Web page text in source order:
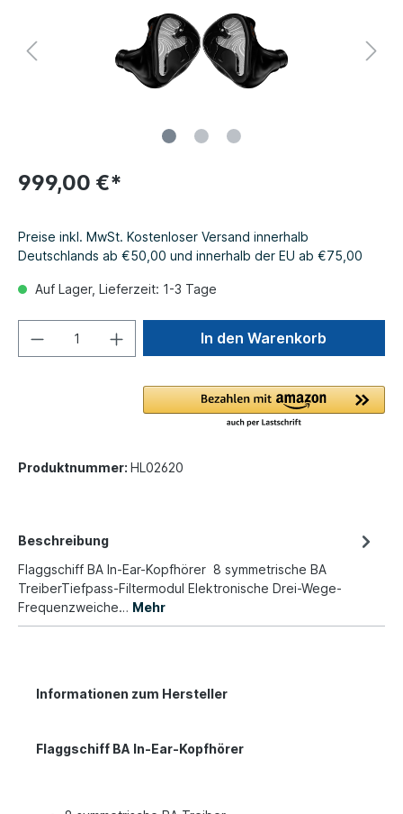
999,00 €*
Preise inkl. MwSt. Kostenloser Versand innerhalb
Deutschlands ab €50,00 und innerhalb der EU ab €75,00
Auf Lager, Lieferzeit: 1-3 Tage
In den Warenkorb
Produktnummer: HL02620
Beschreibung
Flaggschiff BA In-Ear-Kopfhörer 8 symmetrische BA
TreiberTiefpass-Filtermodul Elektronische Drei-Wege-
Frequenzweiche… Mehr
Informationen zum Hersteller
Flaggschiff BA In-Ear-Kopfhörer